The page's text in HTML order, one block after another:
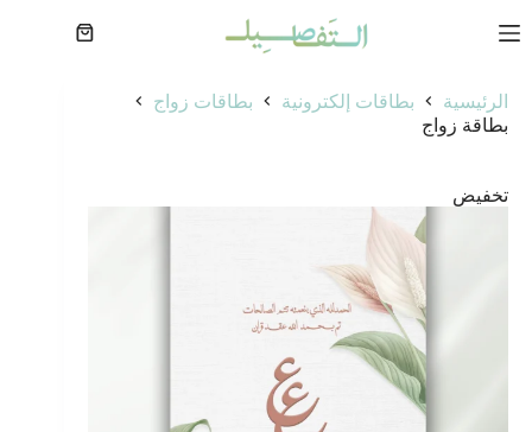
إلى
عربة
الرئيسية
بطاقات إلكترونية
بطاقات زواج
بطاقة زواج
تخفيض